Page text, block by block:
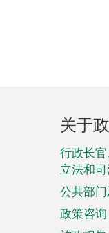
页
脚
菜
单
关于
行政长官
立法和
公共部
政策咨询